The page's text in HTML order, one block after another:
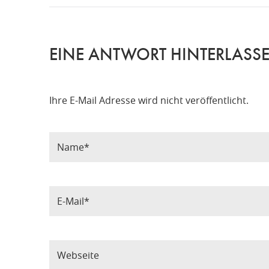
EINE ANTWORT
Ihre E-Mail Adresse wird nicht veröffentlicht.